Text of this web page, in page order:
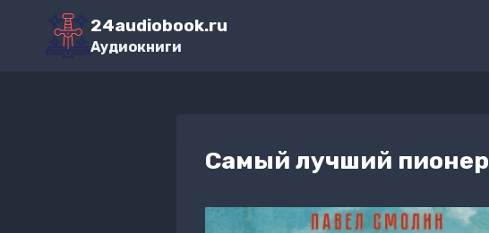
Перейти
содержимому
24audiobook.ru
Аудиокниги
Самый лучший пионер